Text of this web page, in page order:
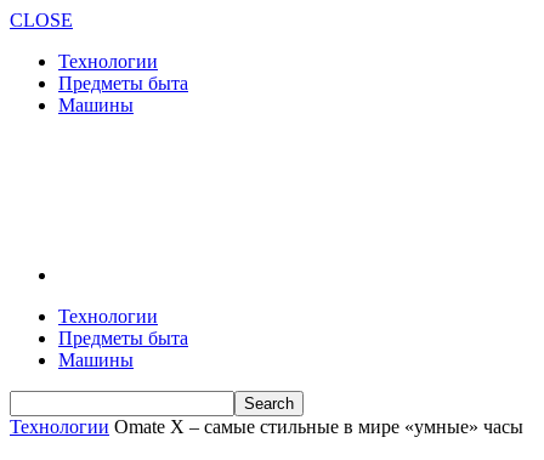
CLOSE
Технологии
Предметы быта
Машины
Технологии
Предметы быта
Машины
Технологии Omate X – самые стильные в мире «умные» часы